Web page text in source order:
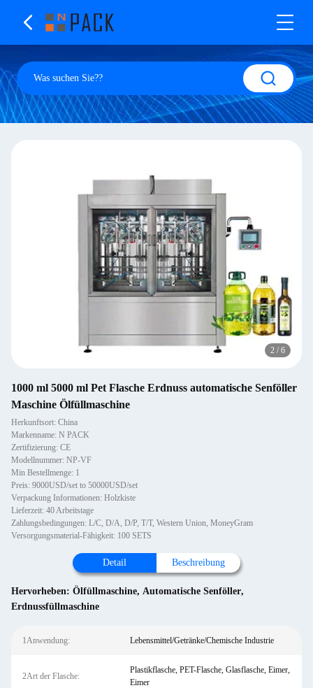
2 / 6
1000 ml 5000 ml Pet Flasche Erdnuss automatische Senföller
Maschine Ölfüllmaschine
Herkunftsort: China
Markenname: N PACK
Zertifizierung: CE
Modellnummer: NP-VF
Min Bestellmenge: 1
Preis: 9000USD/set to 50000USD/set
Verpackung Informationen: Holzkiste
Lieferzeit: 40 Arbeitstage
Zahlungsbedingungen: L/C, D/A, D/P, T/T, Western Union, MoneyGram
Versorgungsmaterial-Fähigkeit: 100 SETS
Detail Beschreibung
Hervorheben: Ölfüllmaschine, Automatische Senföller,
Erdnussfüllmaschine
1Anwendung: Lebensmittel/Getränke/Chemische Industrie
2Art der Flasche:
Plastikflasche, PET-Flasche, Glasflasche, Eimer,
Eimer